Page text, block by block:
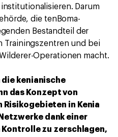
Darum
die tenBoma-
Bestandteil der
Trainingszentren und bei
Operationen macht.
die kenianische
das Konzept von
Risikogebieten in Kenia
dank einer
zu zerschlagen,